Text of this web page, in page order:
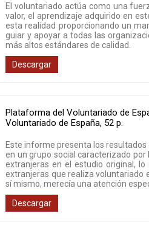
El voluntariado actúa como una
valor, el aprendizaje adquirido en
esta realidad proporcionando un
guiar y apoyar a todas las
más altos estándares de calidad.
Descargar
Plataforma del Voluntariado de
Voluntariado de España, 52 p.
Este informe presenta los resultados
en un grupo social caracterizado
extranjeras en el estudio original,
extranjeras que realiza voluntariado
sí mismo, merecía una atención
Descargar